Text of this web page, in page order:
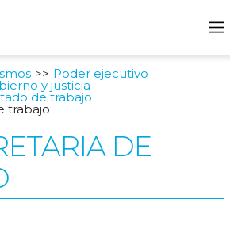
Poder ejecutivo
y justicia
de trabajo
trabajo
DE